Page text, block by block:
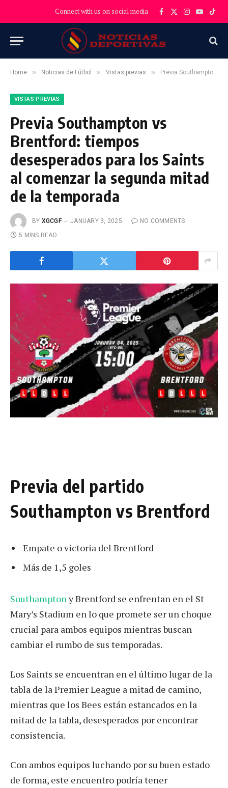
Connect with us on social media Facebook
X
Instagram
YouTube
Home » Noticias de Fútbol » Vistas previas » Previa Southampton vs Brentford: tiempos desesperados para los Saints al comenzar la segunda mitad de la temporada
VISTAS PREVIAS
Previa Southampton vs
Brentford: tiempos
desesperados para los Saints
al comenzar la segunda mitad
de la temporada
BY XGCGF JANUARY 3, 2025
NO COMMENTS
5 MINS READ
Previa del partido
Southampton vs Brentford
Empate o victoria del Brentford
Más de 1,5 goles
Southamptony Brentford se enfrentan en el St
Mary’s Stadium en lo que promete ser un choque
crucial para ambos equipos mientras buscan
cambiar el rumbo de sus temporadas.
Los Saints se encuentran en el último lugar de la
tabla de la Premier League a mitad de camino,
mientras que los Bees están estancados en la
mitad de la tabla, desesperados por encontrar
consistencia.
Con ambos equipos luchando por su buen estado
de forma, este encuentro podría tener